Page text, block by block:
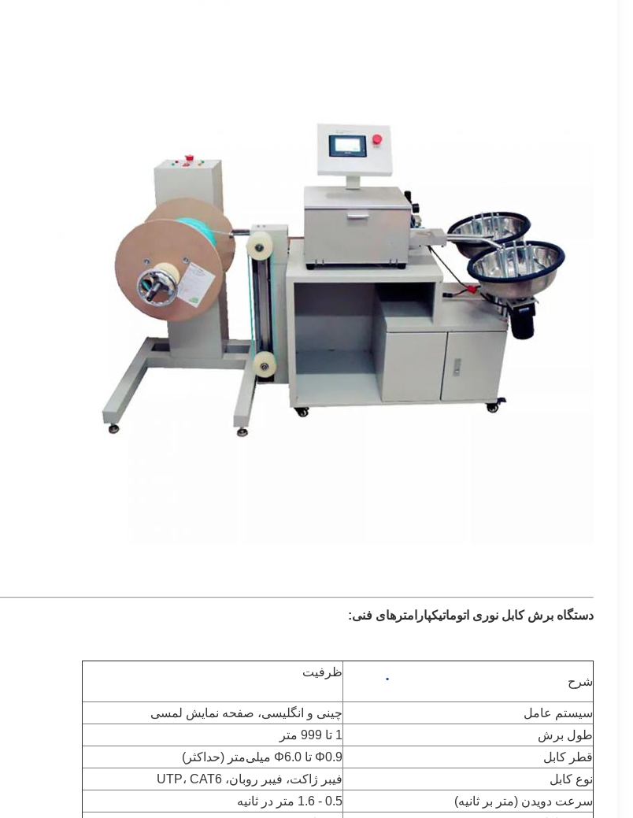
دستگاه برش کابل نوری اتوماتیکپارامترهای فنی:
شرح
ظرفیت
سیستم عامل
چینی و انگلیسی، صفحه نمایش لمسی
طول برش
1 تا 999 متر
قطر کابل
Φ0.9 تا Φ6.0 میلی‌متر (حداکثر)
نوع کابل
فیبر ژاکت، فیبر روبان، UTP، CAT6
سرعت دویدن (متر بر ثانیه)
0.5 - 1.6 متر در ثانیه